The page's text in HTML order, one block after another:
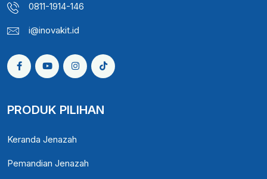
0811-1914-146
i@inovakit.id
PRODUK PILIHAN
Keranda Jenazah
Pemandian Jenazah